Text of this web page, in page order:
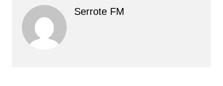
Serrote FM